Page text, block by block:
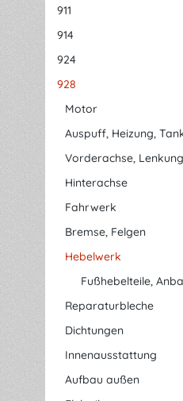
911
914
924
928
Motor
Auspuff, Heizung,
Vorderachse, Lenkung
Hinterachse
Fahrwerk
Bremse, Felgen
Hebelwerk
Fußhebelteile,
Reparaturbleche
Dichtungen
Innenausstattung
Aufbau außen